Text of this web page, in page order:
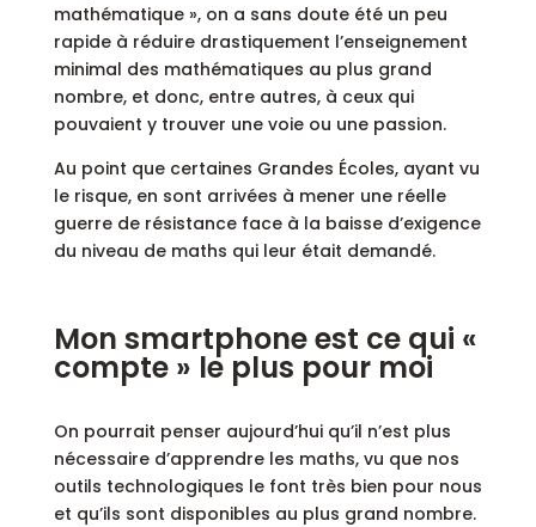
mathématique », on a sans doute été un peu
rapide à réduire drastiquement l’enseignement
minimal des mathématiques au plus grand
nombre, et donc, entre autres, à ceux qui
pouvaient y trouver une voie ou une passion.
Au point que certaines Grandes Écoles, ayant vu
le risque, en sont arrivées à mener une réelle
guerre de résistance face à la baisse d’exigence
du niveau de maths qui leur était demandé.
Mon smartphone est ce qui «
compte » le plus pour moi
On pourrait penser aujourd’hui qu’il n’est plus
nécessaire d’apprendre les maths, vu que nos
outils technologiques le font très bien pour nous
et qu’ils sont disponibles au plus grand nombre.